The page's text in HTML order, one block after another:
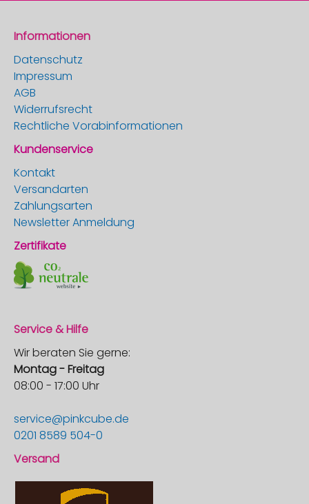
Informationen
Datenschutz
Impressum
AGB
Widerrufsrecht
Rechtliche Vorabinformationen
Kundenservice
Kontakt
Versandarten
Zahlungsarten
Newsletter Anmeldung
Zertifikate
Service & Hilfe
Wir beraten Sie gerne:
Montag - Freitag
08:00 - 17:00 Uhr
service@pinkcube.de
0201 8589 504-0
Versand